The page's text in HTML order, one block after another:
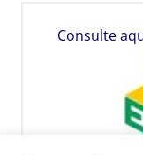
Consulte